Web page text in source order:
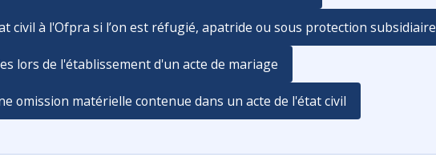
civil à l'Ofpra si l’on est réfugié, apatride ou sous protection subsidiaire
lors de l'établissement d'un acte de mariage
omission matérielle contenue dans un acte de l'état civil